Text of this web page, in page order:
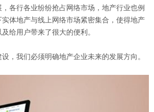
行各业纷纷抢占网络市场，地产行业也例
体地产与线上网络市场紧密集合，使得地产
给用户带来了很大的便利。
我们必须明确地产企业未来的发展方向。